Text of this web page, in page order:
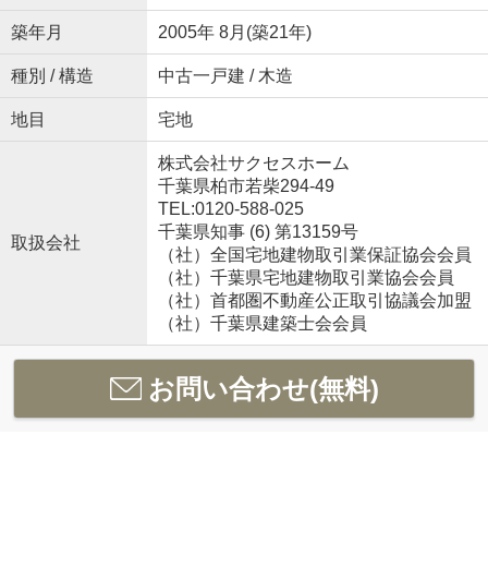
築年月 2005年 8月(築21年)
種別 / 構造 中古一戸建 / 木造
地目 宅地
取扱会社
株式会社サクセスホーム
千葉県柏市若柴294-49
TEL:0120-588-025
千葉県知事 (6) 第13159号
（社）全国宅地建物取引業保証協会会員
（社）千葉県宅地建物取引業協会会員
（社）首都圏不動産公正取引協議会加盟
（社）千葉県建築士会会員
お問い合わせ(無料)